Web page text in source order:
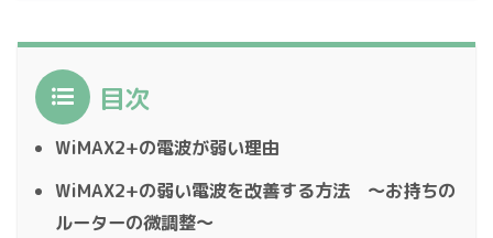
目次
WiMAX2+の電波が弱い理由
WiMAX2+の弱い電波を改善する方法 〜お持ちの
ルーターの微調整〜